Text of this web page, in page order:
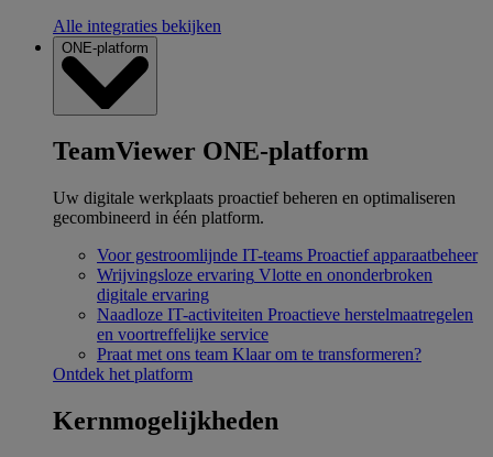
Alle integraties bekijken
ONE-platform
TeamViewer ONE-platform
Uw digitale werkplaats proactief beheren en optimaliseren
gecombineerd in één platform.
Voor gestroomlijnde IT-teams Proactief apparaatbeheer
Wrijvingsloze ervaring Vlotte en ononderbroken
digitale ervaring
Naadloze IT-activiteiten Proactieve herstelmaatregelen
en voortreffelijke service
Praat met ons team Klaar om te transformeren?
Ontdek het platform
Kernmogelijkheden